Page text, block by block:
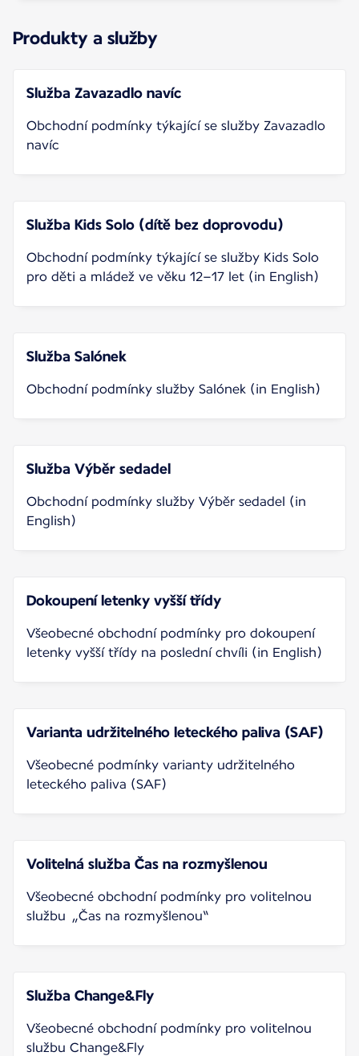
Produkty a služby
Služba Zavazadlo navíc
Obchodní podmínky týkající se služby Zavazadlo
navíc
Služba Kids Solo (dítě bez doprovodu)
Obchodní podmínky týkající se služby Kids Solo
pro děti a mládež ve věku 12–17 let (in English)
Služba Salónek
Obchodní podmínky služby Salónek (in English)
Služba Výběr sedadel
Obchodní podmínky služby Výběr sedadel (in
English)
Dokoupení letenky vyšší třídy
Všeobecné obchodní podmínky pro dokoupení
letenky vyšší třídy na poslední chvíli (in English)
Varianta udržitelného leteckého paliva (SAF)
Všeobecné podmínky varianty udržitelného
leteckého paliva (SAF)
Volitelná služba Čas na rozmyšlenou
Všeobecné obchodní podmínky pro volitelnou
službu „Čas na rozmyšlenou“
Služba Change&Fly
Všeobecné obchodní podmínky pro volitelnou
službu Change&Fly